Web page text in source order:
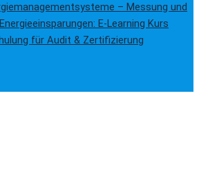
– Messung und
E-Learning Kurs
für Audit & Zertifizierung